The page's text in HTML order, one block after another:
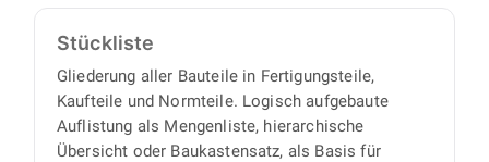
Stückliste
Gliederung aller Bauteile in Fertigungsteile,
Kaufteile und Normteile. Logisch aufgebaute
Auflistung als Mengenliste, hierarchische
Übersicht oder Baukastensatz, als Basis für